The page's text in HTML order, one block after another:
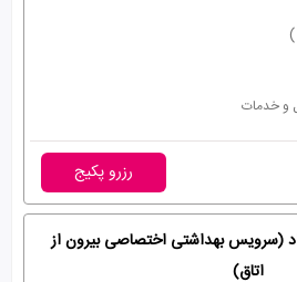
و خدمات
رزرو پکیج
(سرویس بهداشتی اختصاصی بیرون از
اتاق)